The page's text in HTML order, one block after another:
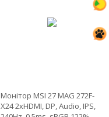
Монітор MSI 27 MAG 272F-
X24 2xHDMI, DP, Audio, IPS,